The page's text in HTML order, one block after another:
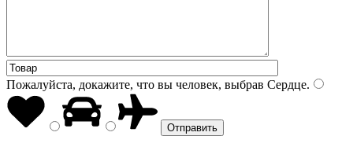
Пожалуйста, докажите, что вы человек, выбрав Сердце.